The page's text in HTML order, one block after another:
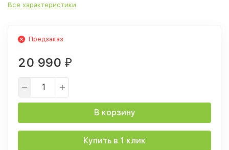
Все характеристики
Предзаказ
20 990 ₽
В корзину
Купить в 1 клик